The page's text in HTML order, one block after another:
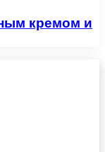
кремом и